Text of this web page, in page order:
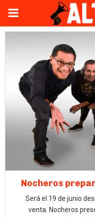
PRIMARY
Nocheros
Será el 19 de junio
venta. Nocheros